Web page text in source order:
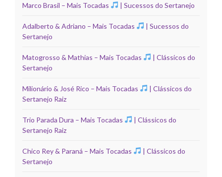
Marco Brasil – Mais Tocadas | Sucessos do Sertanejo
Adalberto & Adriano – Mais Tocadas
| Sucessos do
Sertanejo
Matogrosso & Mathias – Mais Tocadas
| Clássicos do
Sertanejo
Milionário & José Rico – Mais Tocadas
| Clássicos do
Sertanejo Raiz
Trio Parada Dura – Mais Tocadas
| Clássicos do
Sertanejo Raiz
Chico Rey & Paraná – Mais Tocadas
| Clássicos do
Sertanejo